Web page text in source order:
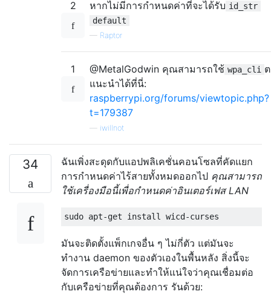
2 หากไม่มีการกำหนดค่าที่จะได้รับ id_str
default
— Raptor
1 @MetalGodwin คุณสามารถใช้ wpa_cli
แนะนำได้ที่นี่:
raspberrypi.org/forums/viewtopic.php?
t=179387
iwillnot
34
ฉันเพิ่งสะดุดกับแอปพลิเคชั่นคอนโซลที่คัดแยก
การกำหนดค่าไร้สายทั้งหมดออกไป คุณสามารถ
ใช้เครื่องมือนี้เพื่อกำหนดค่าอินเตอร์เฟส LAN
มันจะติดตั้งแพ็กเกจอื่น ๆ ไม่กี่ตัว แต่มันจะ
ทำงาน daemon ของตัวเองในพื้นหลัง สิ่งนี้จะ
จัดการเครือข่ายและทำให้แน่ใจว่าคุณเชื่อมต่อ
กับเครือข่ายที่คุณต้องการ รันด้วย: